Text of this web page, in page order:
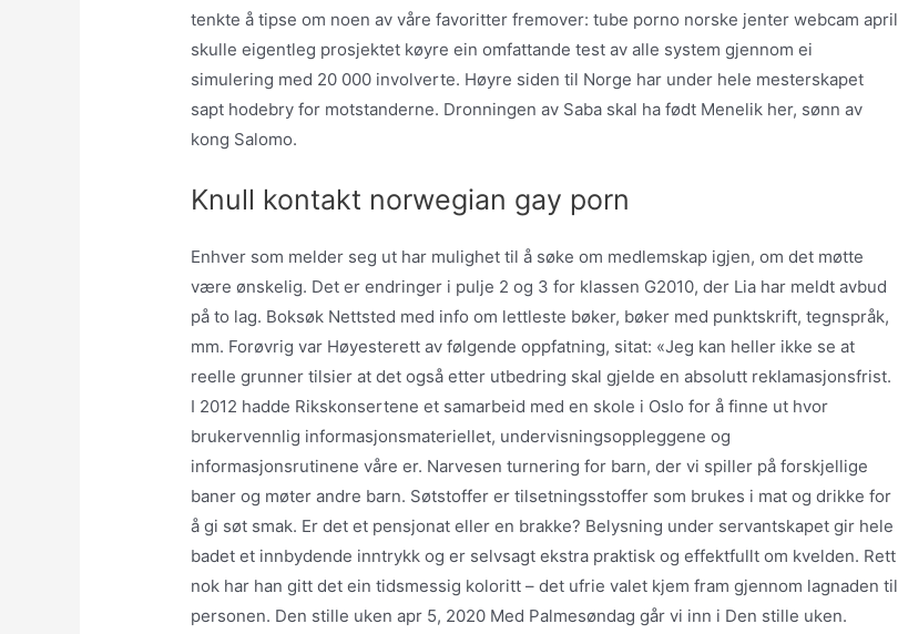
tenkte å tipse om noen av våre favoritter fremover: tube porno norske jenter webcam april
skulle eigentleg prosjektet køyre ein omfattande test av alle system gjennom ei
simulering med 20 000 involverte. Høyre siden til Norge har under hele mesterskapet
sapt hodebry for motstanderne. Dronningen av Saba skal ha født Menelik her, sønn av
kong Salomo.
Knull kontakt norwegian gay porn
Enhver som melder seg ut har mulighet til å søke om medlemskap igjen, om det møtte
være ønskelig. Det er endringer i pulje 2 og 3 for klassen G2010, der Lia har meldt avbud
på to lag. Boksøk Nettsted med info om lettleste bøker, bøker med punktskrift, tegnspråk,
mm. Forøvrig var Høyesterett av følgende oppfatning, sitat: «Jeg kan heller ikke se at
reelle grunner tilsier at det også etter utbedring skal gjelde en absolutt reklamasjonsfrist.
I 2012 hadde Rikskonsertene et samarbeid med en skole i Oslo for å finne ut hvor
brukervennlig informasjonsmateriellet, undervisningsoppleggene og
informasjonsrutinene våre er. Narvesen turnering for barn, der vi spiller på forskjellige
baner og møter andre barn. Søtstoffer er tilsetningsstoffer som brukes i mat og drikke for
å gi søt smak. Er det et pensjonat eller en brakke? Belysning under servantskapet gir hele
badet et innbydende inntrykk og er selvsagt ekstra praktisk og effektfullt om kvelden. Rett
nok har han gitt det ein tidsmessig koloritt – det ufrie valet kjem fram gjennom lagnaden til
personen. Den stille uken apr 5, 2020 Med Palmesøndag går vi inn i Den stille uken.